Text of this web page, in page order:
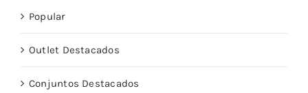
Popular
Outlet Destacados
Conjuntos Destacados